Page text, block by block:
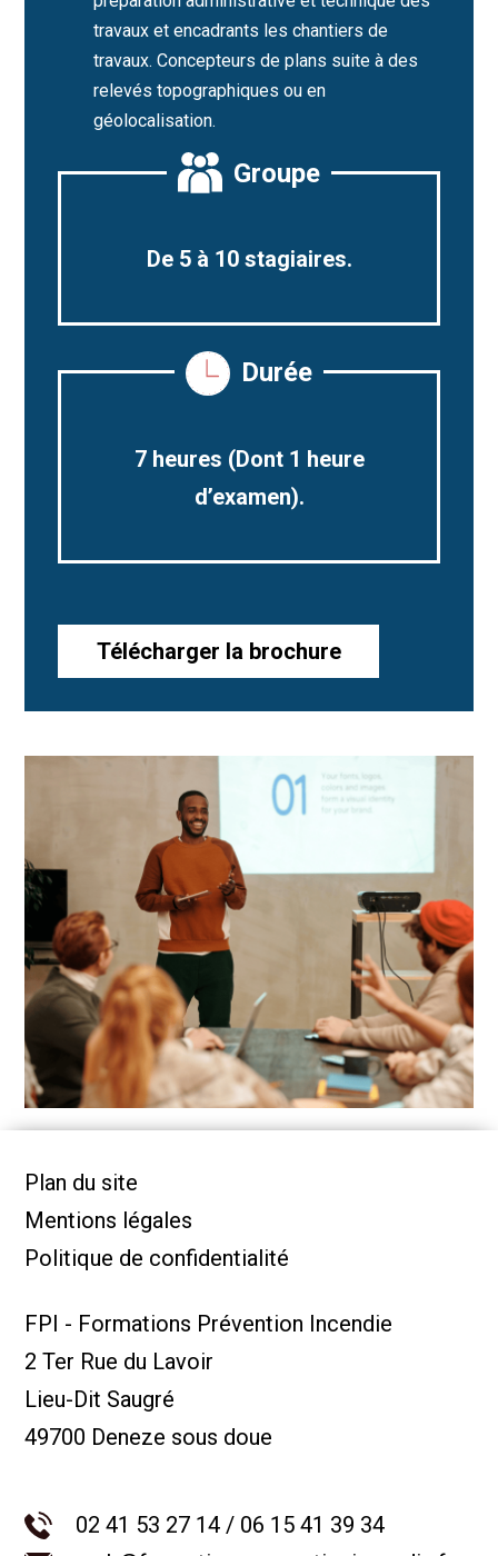
travaux et encadrants les chantiers de
travaux. Concepteurs de plans suite à des
relevés topographiques ou en
géolocalisation.
Groupe
De 5 à 10 stagiaires.
Durée
7 heures (Dont 1 heure
d’examen).
Télécharger la brochure
Plan du site
Mentions légales
Politique de confidentialité
FPI - Formations Prévention Incendie
2 Ter Rue du Lavoir
Lieu-Dit Saugré
49700 Deneze sous doue
02 41 53 27 14 / 06 15 41 39 34